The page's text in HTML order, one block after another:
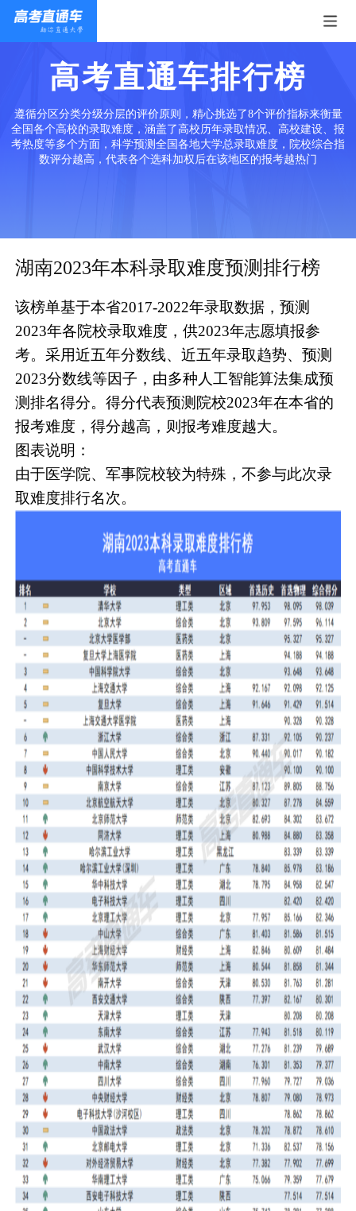
高考直通车排行榜
遵循分区分类分级分层的评价原则，精心挑选了8个评价指标来衡量
全国各个高校的录取难度，涵盖了高校历年录取情况、高校建设、报
考热度等多个方面，科学预测全国各地大学总录取难度，院校综合指
数评分越高，代表各个选科加权后在该地区的报考越热门
湖南2023年本科录取难度预测排行榜
该榜单基于本省2017-2022年录取数据，预测
2023年各院校录取难度，供2023年志愿填报参
考。采用近五年分数线、近五年录取趋势、预测
2023分数线等因子，由多种人工智能算法集成预
测排名得分。得分代表预测院校2023年在本省的
报考难度，得分越高，则报考难度越大。
图表说明：
由于医学院、军事院校较为特殊，不参与此次录
取难度排行名次。